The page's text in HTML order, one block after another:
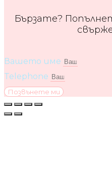
Бързате?
Вашето име
Telephone
Позвънете ми